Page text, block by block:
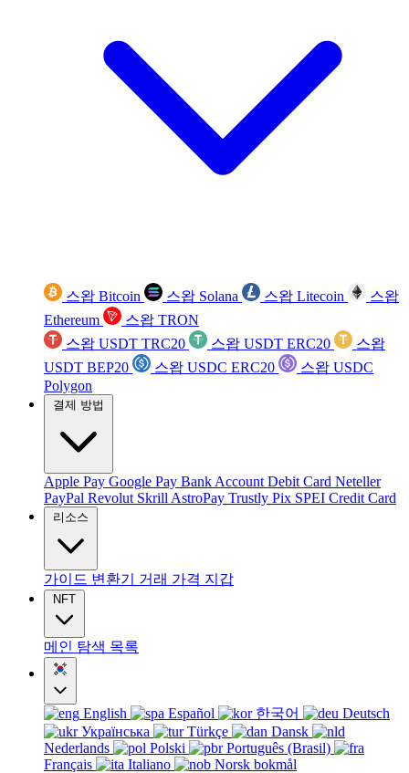
스왑 Bitcoin 스왑 Solana 스왑 Litecoin
스왑
Ethereum
스왑 TRON
스왑 USDT TRC20
스왑 USDT ERC20
스왑
USDT BEP20
스왑 USDC ERC20
스왑 USDC
Polygon
결제 방법
Apple Pay Google Pay Bank Account Debit Card Neteller
PayPal Revolut Skrill AstroPay Trustly Pix SPEI Credit Card
리소스
가이드 변환기 거래 가격 지갑
NFT
메인 탐색 목록
English Español 한국어
Deutsch
Українська
Türkçe
Dansk
Nederlands
Polski
Português (Brasil)
Français
Italiano
Norsk bokmål